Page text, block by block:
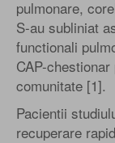
pulmonare,
S-au subliniat
functionali
CAP-
comunitate [1].
Pacientii
recuperare